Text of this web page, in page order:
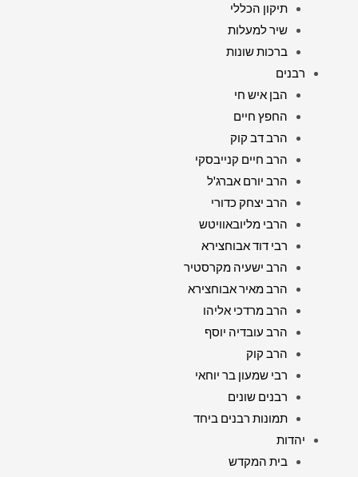
תיקון הכללי
שיר למעלות
ברכות שונות
רבנים
הבן איש חי
החפץ חיים
הרב דב קוק
הרב חיים קנייבסקי
הרב יורם אברג'ל
הרב יצחק כדורי
הרבי מליובאוויטש
רבי דוד אבוחצירא
הרב ישעיה מקרסטיר
הרב מאיר אבוחצירא
הרב מרדכי אליהו
הרב עובדיה יוסף
הרב קוק
רבי שמעון בר יוחאי
רבנים שונים
תמונות רבנים ביחד
יהדות
בית המקדש